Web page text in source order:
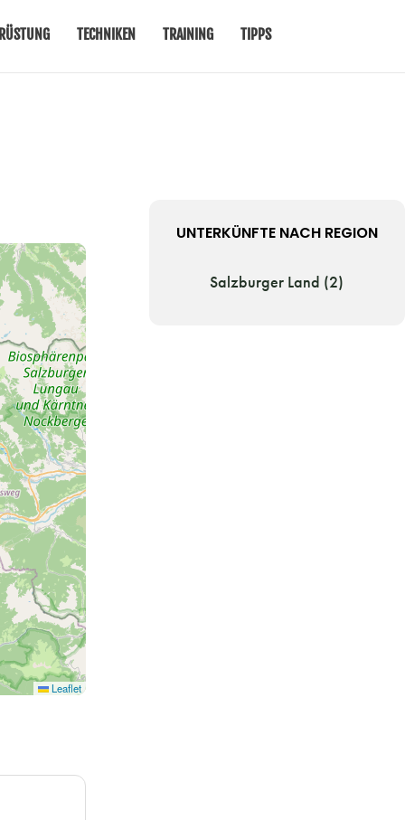
TECHNIKEN TRAINING TIPPS
Leaflet
UNTERKÜNFTE NACH REGION
Salzburger Land (2)